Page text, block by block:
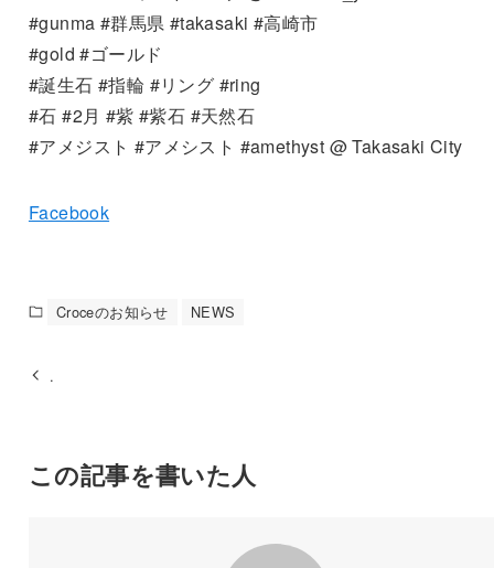
#gunma #群馬県 #takasaki #高崎市
#gold #ゴールド
#誕生石 #指輪 #リング #ring
#石 #2月 #紫 #紫石 #天然石
#アメジスト #アメシスト #amethyst @ Takasaki City
Facebook
Croceのお知らせ NEWS
.
この記事を書いた人